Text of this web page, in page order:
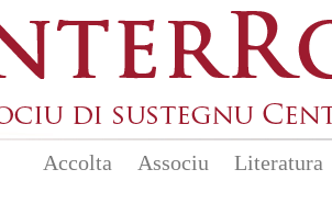
Accolta Associu Literatura